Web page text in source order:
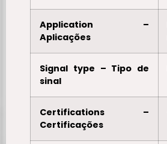
Application –
Aplicações
Signal type – Tipo de
sinal
Certifications –
Certificações